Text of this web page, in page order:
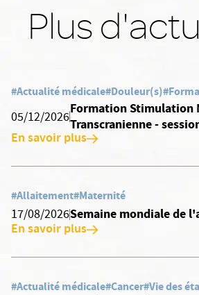
Plus
#Actualité médicale#Douleur(s)
05/12/2026
Formation Stimulation
Transcranienne -
En savoir plus
#Allaitement#Maternité
17/08/2026Semaine mondiale de
En savoir plus
#Actualité médicale#Cancer#Vie des